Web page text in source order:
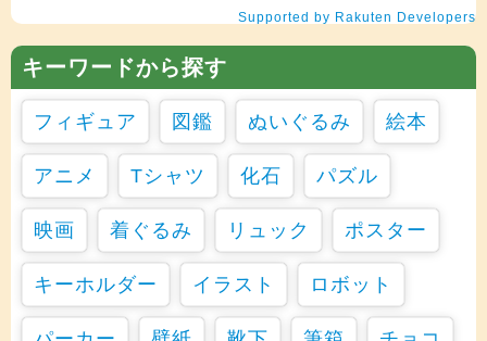
Supported by Rakuten Developers
キーワードから探す
フィギュア 図鑑 ぬいぐるみ 絵本
アニメ Tシャツ 化石 パズル
映画 着ぐるみ リュック ポスター
キーホルダー イラスト ロボット